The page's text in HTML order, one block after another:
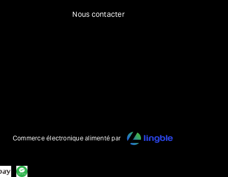
Nous contacter
Commerce électronique alimenté par